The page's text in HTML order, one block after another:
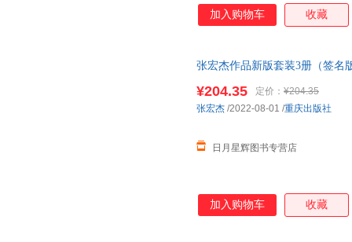
加入购物车 收藏
张宏杰作品新版套装3册（签名
¥204.35 定价： ¥204.35
日月星辉图书专营店
张宏杰 /2022-08-01 /重庆出版社
加入购物车 收藏